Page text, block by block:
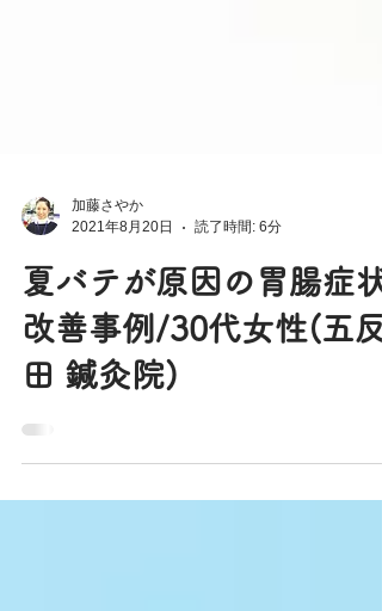
加藤さやか
2021年8月20日
読了時間: 6分
夏バテが原因の胃腸症状
改善事例/30代女性(五反
田 鍼灸院)